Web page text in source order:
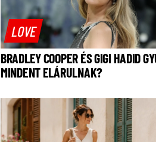
LOVE
BRADLEY COOPER ÉS GIGI HADID
MINDENT ELÁRULNAK?